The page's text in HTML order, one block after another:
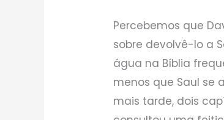
Percebemos que
sobre devolvê-lo a
água na Bíblia
menos que Saul se
mais tarde, dois